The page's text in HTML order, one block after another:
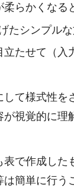
らかくなる
たシンプル
たせて（
て様式性
視覚的に理
で作成し
簡単に行